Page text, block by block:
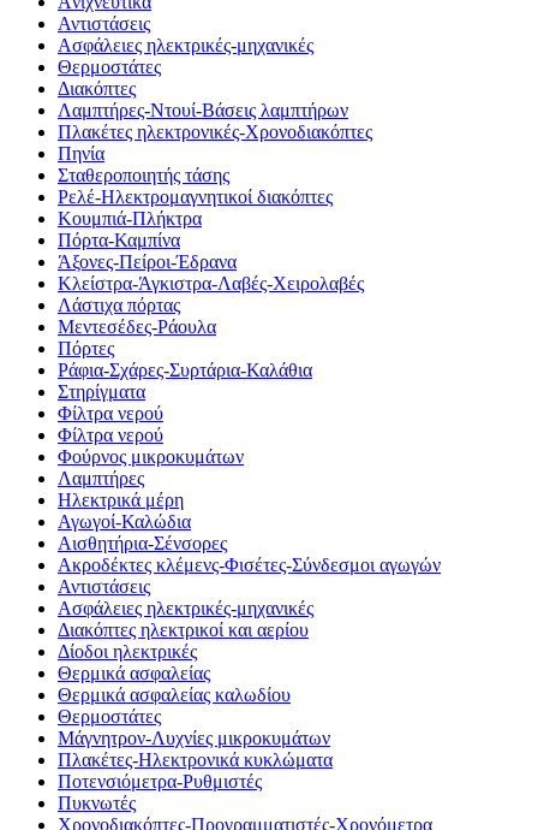
Αντιστάσεις
Ασφάλειες ηλεκτρικές-μηχανικές
Θερμοστάτες
Διακόπτες
Λαμπτήρες-Ντουί-Βάσεις λαμπτήρων
Πλακέτες ηλεκτρονικές-Χρονοδιακόπτες
Πηνία
Σταθεροποιητής τάσης
Ρελέ-Ηλεκτρομαγνητικοί διακόπτες
Κουμπιά-Πλήκτρα
Πόρτα-Καμπίνα
Άξονες-Πείροι-Έδρανα
Κλείστρα-Άγκιστρα-Λαβές-Χειρολαβές
Λάστιχα πόρτας
Μεντεσέδες-Ράουλα
Πόρτες
Ράφια-Σχάρες-Συρτάρια-Καλάθια
Στηρίγματα
Φίλτρα νερού
Φίλτρα νερού
Φούρνος μικροκυμάτων
Λαμπτήρες
Ηλεκτρικά μέρη
Αγωγοί-Καλώδια
Αισθητήρια-Σένσορες
Ακροδέκτες κλέμενς-Φισέτες-Σύνδεσμοι αγωγών
Αντιστάσεις
Ασφάλειες ηλεκτρικές-μηχανικές
Διακόπτες ηλεκτρικοί και αερίου
Δίοδοι ηλεκτρικές
Θερμικά ασφαλείας
Θερμικά ασφαλείας καλωδίου
Θερμοστάτες
Μάγνητρον-Λυχνίες μικροκυμάτων
Πλακέτες-Ηλεκτρονικά κυκλώματα
Ποτενσιόμετρα-Ρυθμιστές
Πυκνωτές
Χρονοδιακόπτες-Προγραμματιστές-Χρονόμετρα